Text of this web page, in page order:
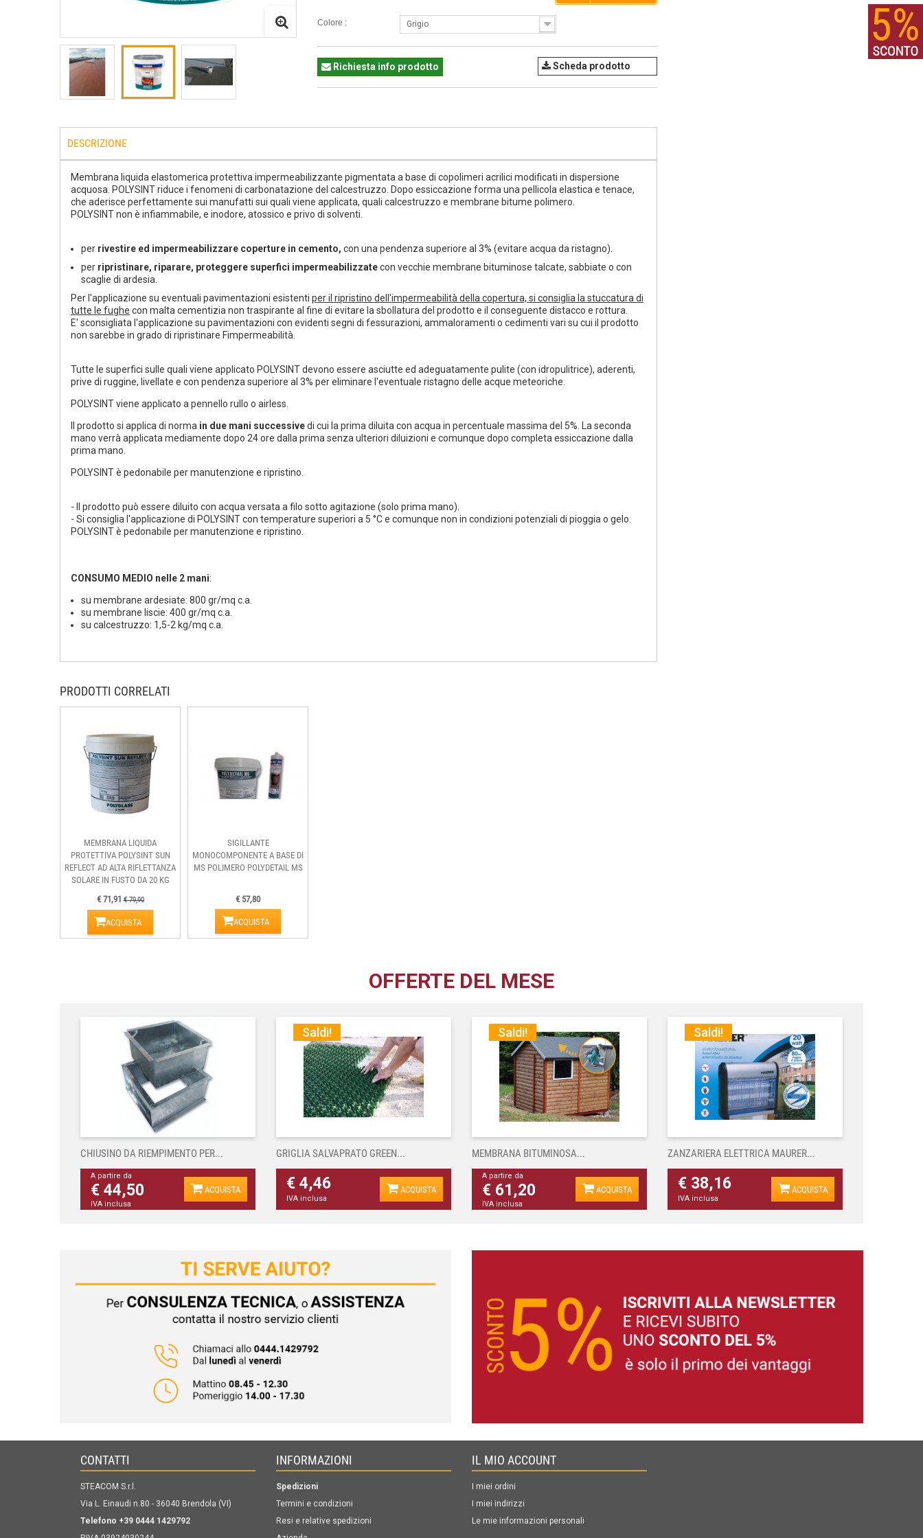
Colore : Grigio
Richiesta info prodotto Scheda prodotto
DESCRIZIONE
Membrana liquida elastomerica protettiva impermeabilizzante pigmentata a base di copolimeri acrilici modificati in dispersione
acquosa. POLYSINT riduce i fenomeni di carbonatazione del calcestruzzo. Dopo essiccazione forma una pellicola elastica e tenace,
che aderisce perfettamente sui manufatti sui quali viene applicata, quali calcestruzzo e membrane bitume polimero.
POLYSINT non è infiammabile, e inodore, atossico e privo di solventi.
per rivestire ed impermeabilizzare coperture in cemento, con una pendenza superiore al 3% (evitare acqua da ristagno).
per ripristinare, riparare, proteggere superfici impermeabilizzatecon vecchie membrane bituminose talcate, sabbiate o con
scaglie di ardesia.
Per l'applicazione su eventuali pavimentazioni esistenti per il ripristino dell'impermeabilità della copertura, si consiglia la stuccatura di
tutte le fughe con malta cementizia non traspirante al fine di evitare la sbollatura del prodotto e il conseguente distacco e rottura.
E' sconsigliata l'applicazione su pavimentazioni con evidenti segni di fessurazioni, ammaloramenti o cedimenti vari su cui il prodotto
non sarebbe in grado di ripristinare Fimpermeabilità.
Tutte le superfici sulle quali viene applicato POLYSINT devono essere asciutte ed adeguatamente pulite (con idropulitrice), aderenti,
prive di ruggine, livellate e con pendenza superiore al 3% per eliminare l'eventuale ristagno delle acque meteoriche.
POLYSlNT viene applicato a pennello rullo o airless.
ll prodotto si applica di norma in due mani successivedi cui la prima diluita con acqua in percentuale massima del 5%. La seconda
mano verrà applicata mediamente dopo 24 ore dalla prima senza ulteriori diluizioni e comunque dopo completa essiccazione dalla
prima mano.
POLYSINT è pedonabile per manutenzione e ripristino.
- ll prodotto può essere diluito con acqua versata a filo sotto agitazione (solo prima mano).
- Si consiglia l'applicazione di POLYSINT con temperature superiori a 5 °C e comunque non in condizioni potenziali di pioggia o gelo.
POLYSINT è pedonabile per manutenzione e ripristino.
CONSUMO MEDIO nelle 2 mani:
su membrane ardesiate: 800 gr/mq c.a.
su membrane liscie: 400 gr/mq c.a.
su calcestruzzo: 1,5-2 kg/mq c.a.
PRODOTTI CORRELATI
MEMBRANA LIQUIDA
PROTETTIVA POLYSINT SUN
REFLECT AD ALTA RIFLETTANZA
SOLARE IN FUSTO DA 20 KG
€ 71,91€ 79,90
ACQUISTA
SIGILLANTE
MONOCOMPONENTE A BASE DI
MS POLIMERO POLYDETAIL MS
€ 57,80
ACQUISTA
OFFERTE DEL MESE
CHIUSINO DA RIEMPIMENTO PER...
A partire da
€ 44,50
IVA inclusa
ACQUISTA
Saldi!
GRIGLIA SALVAPRATO GREEN...
€ 4,46
IVA inclusa
ACQUISTA
Saldi!
MEMBRANA BITUMINOSA...
A partire da
€ 61,20
IVA inclusa
ACQUISTA
Saldi!
ZANZARIERA ELETTRICA MAURER...
€ 38,16
IVA inclusa
ACQUISTA
CONTATTI
STEACOM S.r.l.
Via L. Einaudi n.80 - 36040 Brendola (VI)
Telefono +39 0444 1429792
INFORMAZIONI
Spedizioni
Termini e condizioni
Resi e relative spedizioni
IL MIO ACCOUNT
I miei ordini
I miei indirizzi
Le mie informazioni personali